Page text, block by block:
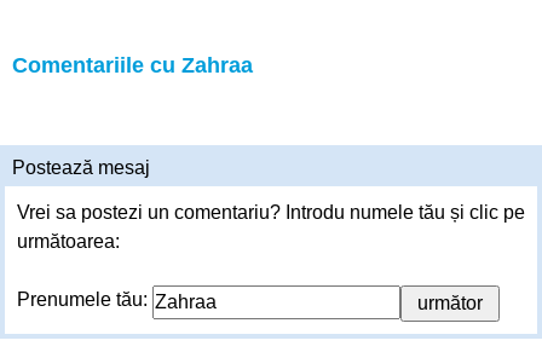
Comentariile cu Zahraa
Postează mesaj
Vrei sa postezi un comentariu? Introdu numele tău și clic pe
următoarea:
Prenumele tău: